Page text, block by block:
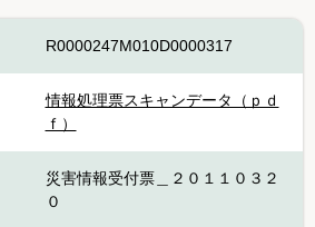
R0000247M010D0000317
情報処理票スキャンデータ（ｐｄ
ｆ）
災害情報受付票＿２０１１０３２
０